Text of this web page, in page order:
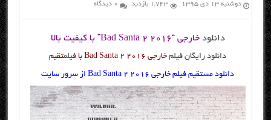
دوشنبه ۱۳ دی ۱۳۹۵ 1,743 بازدید 0 دیدگاه
دانلود خارجی “Bad Santa 2 2016” با کیفیت بالا
دانلود رایگان فیلمخارجی Bad Santa 2 2016 با فیلمتقیم
دانلود مستقیم فیلم خارجی Bad Santa 2 2016 از سرور سایت